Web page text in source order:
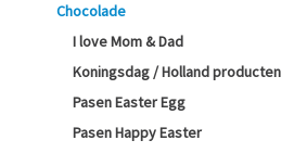
Chocolade
I love Mom & Dad
Koningsdag / Holland producten
Pasen Easter Egg
Pasen Happy Easter